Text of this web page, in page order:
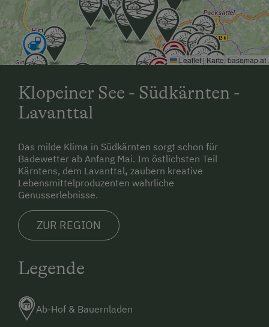
Leaflet | Karte: basemap.at
Klopeiner See - Südkärnten -
Lavanttal
Das milde Klima in Südkärnten sorgt schon für
Badewetter ab Anfang Mai. Im östlichsten Teil
Kärntens, dem Lavanttal, zaubern kreative
Lebensmittelproduzenten wahrliche
Genusserlebnisse.
ZUR REGION
Legende
Ab-Hof & Bauernladen